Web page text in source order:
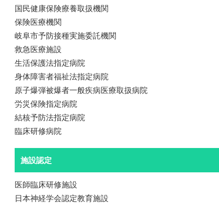
国民健康保険療養取扱機関
保険医療機関
岐阜市予防接種実施委託機関
救急医療施設
生活保護法指定病院
身体障害者福祉法指定病院
原子爆弾被爆者一般疾病医療取扱病院
労災保険指定病院
結核予防法指定病院
臨床研修病院
施設認定
医師臨床研修施設
日本神経学会認定教育施設